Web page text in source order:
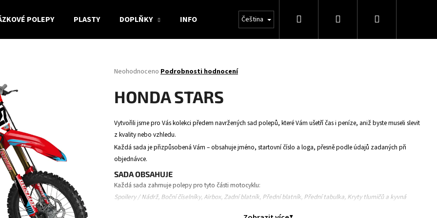
POLEPY PLASTY DOPLŇKY INFO Čeština Hledat PřihlášeníNákupní
Průměrné
produktu
je
5
hvězdiček.
Neohodnoceno Podrobnosti hodnocení
HONDA STARS
Vytvořili jsme pro Vás kolekci předem navržených sad polepů, které Vám ušetří čas i peníze, aniž byste museli slevit
z kvality nebo vzhledu.
Každá sada je přizpůsobená Vám – obsahuje jméno, startovní číslo a loga, přesně podle údajů zadaných při
objednávce.
SADA OBSAHUJE
Každá sada zahrnuje polepy pro tyto části motocyklu:
Spoilery / Nádrž, Boční číselníky, Airbox, Zadní blatník, Přední blatník, Přední tabulka, Kryty tlumičů a kyvná
HLEDAT
Doporučujeme